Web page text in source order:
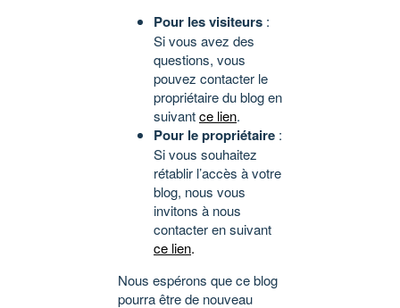
Pour les visiteurs :
Si vous avez des
questions, vous
pouvez contacter le
propriétaire du blog en
suivantce lien.
Pour le propriétaire :
Si vous souhaitez
rétablir l’accès à votre
blog, nous vous
invitons à nous
contacter en suivant
ce lien.
Nous espérons que ce blog
pourra être de nouveau